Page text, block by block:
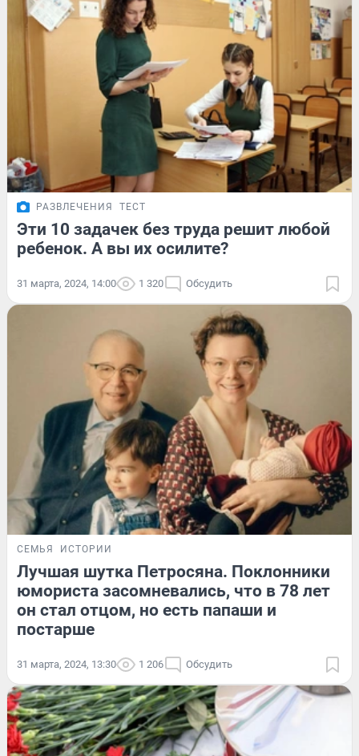
РАЗВЛЕЧЕНИЯ ТЕСТ
Эти 10 задачек без труда решит любой
ребенок. А вы их осилите?
31 марта, 2024, 14:00 1 320 Обсудить
СЕМЬЯ ИСТОРИИ
Лучшая шутка Петросяна. Поклонники
юмориста засомневались, что в 78 лет
он стал отцом, но есть папаши и
постарше
31 марта, 2024, 13:30 1 206 Обсудить